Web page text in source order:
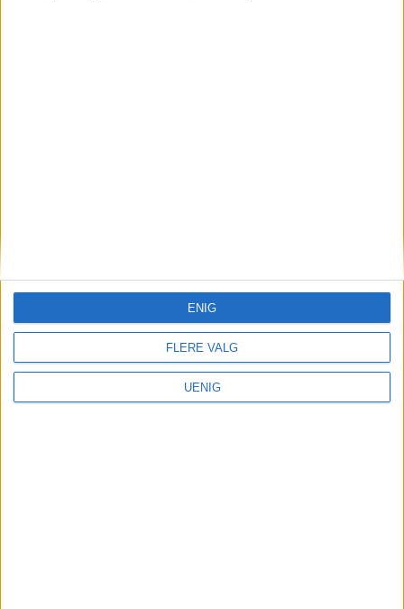
FLERE VALG
UENIG
ENIG
redaktor@vartoslo.no,tlf: 93 25 68 32
TIPS OSS
ABONNEMENT